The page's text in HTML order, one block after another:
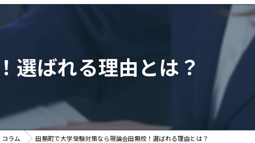
予備校
MARCH
選ばれる理由とは？
コラム 田無町で大学受験対策なら現論会田無校！選ばれる理由とは？